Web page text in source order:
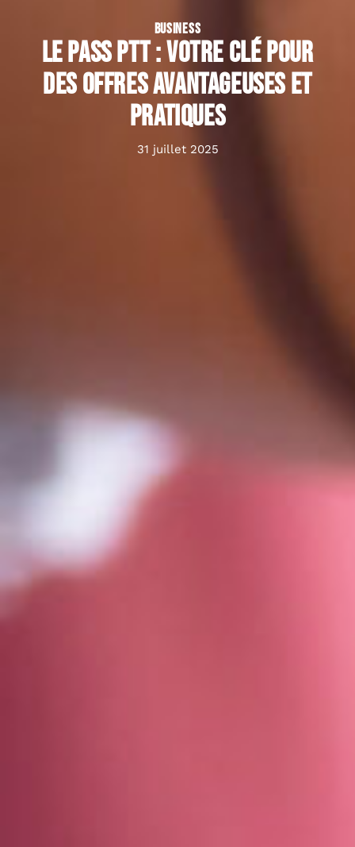
BUSINESS
Le pass PTT : votre clé pour
des offres avantageuses et
pratiques
31 juillet 2025